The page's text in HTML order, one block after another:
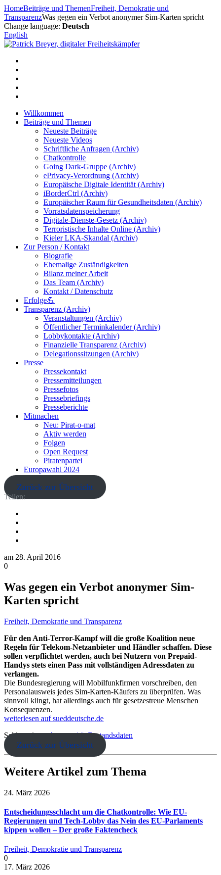
Zum
Inhalt
springen
HomeBeiträge und ThemenFreiheit, Demokratie und
TransparenzWas gegen ein Verbot anonymer Sim-Karten spricht
Change language: Deutsch
English
Willkommen
Beiträge und Themen
Neueste Beiträge
Neueste Videos
Schriftliche Anfragen (Archiv)
Chatkontrolle
Going Dark-Gruppe (Archiv)
ePrivacy-Verordnung (Archiv)
Europäische Digitale Identität (Archiv)
iBorderCtrl (Archiv)
Europäischer Raum für Gesundheitsdaten (Archiv)
Vorratsdatenspeicherung
Digitale-Dienste-Gesetz (Archiv)
Terroristische Inhalte Online (Archiv)
Kieler LKA-Skandal (Archiv)
Zur Person / Kontakt
Biografie
Ehemalige Zuständigkeiten
Bilanz meiner Arbeit
Das Team (Archiv)
Kontakt / Datenschutz
Erfolge💪
Transparenz (Archiv)
Veranstaltungen (Archiv)
Öffentlicher Terminkalender (Archiv)
Lobbykontakte (Archiv)
Finanzielle Transparenz (Archiv)
Delegationssitzungen (Archiv)
Presse
Pressekontakt
Pressemitteilungen
Pressefotos
Pressebriefings
Presseberichte
Mitmachen
Neu: Pirat-o-mat
Aktiv werden
Folgen
Open Request
Piratenpartei
Europawahl 2024
Zurück zur Übersicht
Teilen:
am 28. April 2016
0
Was gegen ein Verbot anonymer Sim-
Karten spricht
Freiheit, Demokratie und Transparenz
Für den Anti-Terror-Kampf will die große Koalition neue
Regeln für Telekom-Netzanbieter und Händler schaffen. Diese
sollen verpflichtet werden, auch bei Nutzern von Prepaid-
Handys stets einen Pass mit vollständigen Adressdaten zu
verlangen.
Die Bundesregierung will Mobilfunkfirmen vorschreiben, den
Personalausweis jedes Sim-Karten-Käufers zu überprüfen. Was
sinnvoll klingt, hat allerdings auch für gesetzestreue Menschen
Konsequenzen.
weiterlesen auf sueddeutsche.de
Schlagwörter:Anonymität Bestandsdaten
Zurück zur Übersicht
Weitere Artikel zum Thema
24. März 2026
Entscheidungsschlacht um die Chatkontrolle: Wie EU-
Regierungen und Tech-Lobby das Nein des EU-Parlaments
kippen wollen – Der große Faktencheck
Freiheit, Demokratie und Transparenz
0
17. März 2026